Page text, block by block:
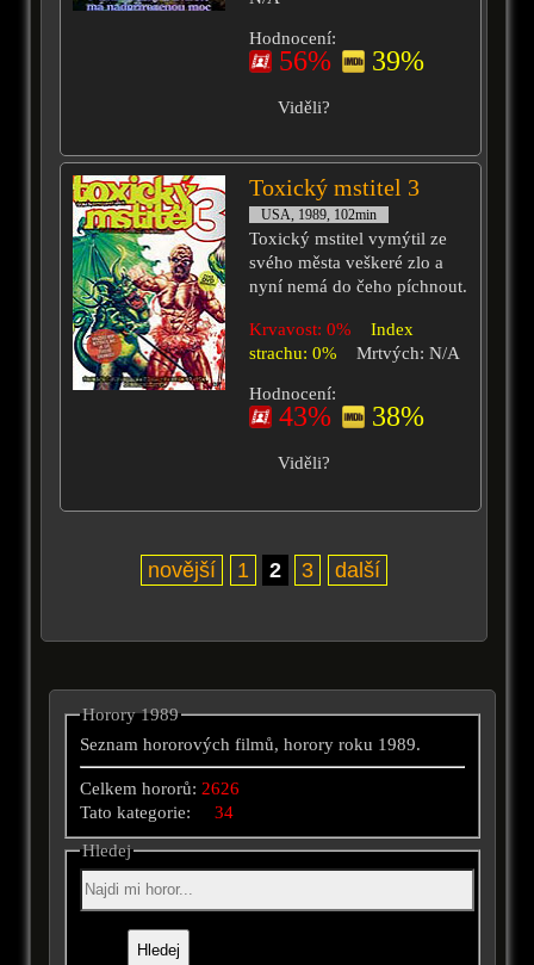
Hodnocení:
56% 39%
Viděli?
Toxický mstitel 3
USA, 1989, 102min
Toxický mstitel vymýtil ze
svého města veškeré zlo a
nyní nemá do čeho píchnout.
Krvavost: 0%
Index
strachu: 0%
Mrtvých: N/A
Hodnocení:
43% 38%
Viděli?
novější 1 2 3 další
Horory 1989
Seznam hororových filmů, horory roku 1989.
Celkem hororů:2626
Tato kategorie:34
Hledej